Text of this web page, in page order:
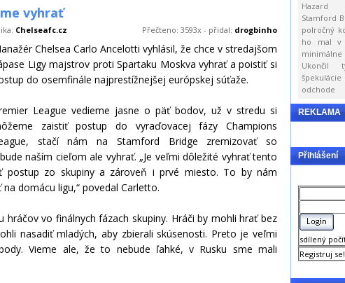
vyhrať
Chelseafc.cz Přečteno: 3593x - přidal: drogbinho
Chelsea Carlo Ancelotti vyhlásil, že chce v stredajšom
Ligy majstrov proti Spartaku Moskva vyhrať a poistiť si
do osemfinále najprestížnejšej európskej súťaže.
League vedieme jasne o päť bodov, už v stredu si
zaistiť postup do vyraďovacej fázy Champions
stačí nám na Stamford Bridge zremizovať so
naším cieľom ale vyhrať. „Je veľmi dôležité vyhrať tento
postup zo skupiny a zároveň i prvé miesto. To by nám
domácu ligu,“ povedal Carletto.
hráčov vo finálnych fázach skupiny. Hráči by mohli hrať bez
nasadiť mladých, aby zbierali skúsenosti. Preto je veľmi
Vieme ale, že to nebude ľahké, v Rusku sme mali
Hazard
Stamford
polročný
ho mal v
Ukončil
odchode
REKLAMA
Přihlášení
sdílený
Registruj se!